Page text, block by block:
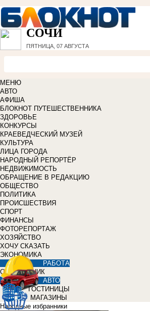
СОЧИ
ПЯТНИЦА, 07 АВГУСТА
МЕНЮ
АВТО
АФИША
БЛОКНОТ ПУТЕШЕСТВЕННИКА
ЗДОРОВЬЕ
КОНКУРСЫ
КРАЕВЕДЧЕСКИЙ МУЗЕЙ
КУЛЬТУРА
ЛИЦА ГОРОДА
НАРОДНЫЙ РЕПОРТЁР
НЕДВИЖИМОСТЬ
ОБРАЩЕНИЕ В РЕДАКЦИЮ
ОБЩЕСТВО
ПОЛИТИКА
ПРОИСШЕСТВИЯ
СПОРТ
ФИНАНСЫ
ФОТОРЕПОРТАЖ
ХОЗЯЙСТВО
ХОЧУ СКАЗАТЬ
ЭКОНОМИКА
РАБОТА
СПРАВОЧНИК
АВТО
ГОСТИНИЦЫ
МАГАЗИНЫ
Народные избранники